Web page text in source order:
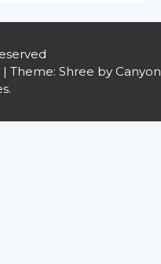
| Theme: Shree by Canyon
.